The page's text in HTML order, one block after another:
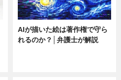
AIが描いた絵は著作権で守ら
れるのか？│弁護士が解説